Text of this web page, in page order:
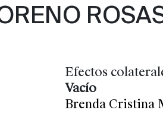
Efectos
Vacío
Brenda Cristina